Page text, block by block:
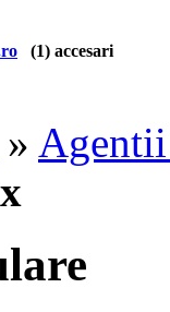
(1) accesari
»